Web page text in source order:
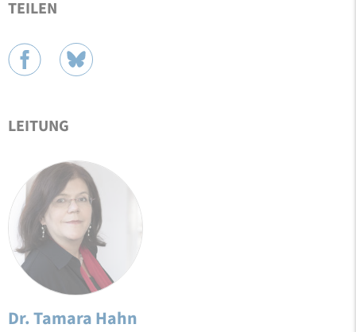
TEILEN
LEITUNG
Dr. Tamara Hahn